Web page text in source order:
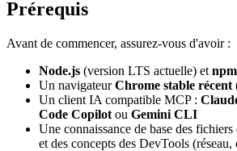
Prérequis
Avant de commencer, assurez-vous d'avoir :
Node.js (version LTS actuelle) et npm
Un navigateurChrome stable récent
Un client IA compatible MCP :
Code Copilot ou Gemini CLI
Une connaissance de base des
et des concepts des DevTools